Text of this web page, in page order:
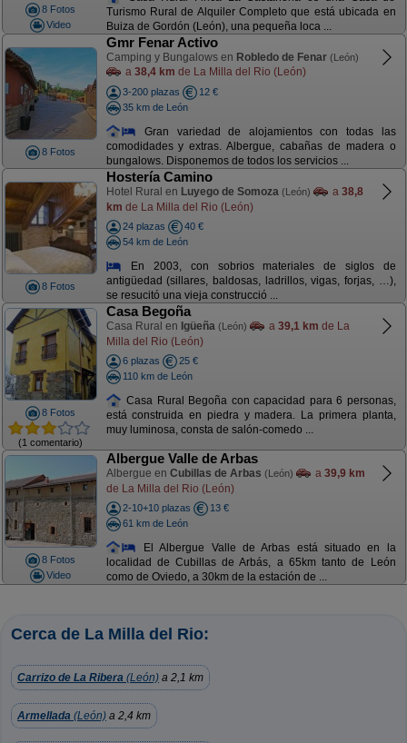
8 Fotos
Video
Turismo Rural de Alquiler Completo que está ubicada en
Buiza de Gordón (León), una pequeña loca ...
8 Fotos
Gmr Fenar Activo
Camping y Bungalows en Robledo de Fenar (León)
a 38,4 km de La Milla del Rio (León)
3-200 plazas
12 €
35 km de León
Gran variedad de alojamientos con todas las
comodidades y extras. Albergue, cabañas de madera o
bungalows. Disponemos de todos los servicios ...
8 Fotos
Hostería Camino
Hotel Rural en Luyego de Somoza (León) a 38,8
km de La Milla del Rio (León)
24 plazas
40 €
54 km de León
En 2003, con sobrios materiales de siglos de
antigüedad (sillares, baldosas, ladrillos, vigas, forjas, …),
se resucitó una vieja construcció ...
8 Fotos
(1 comentario)
Casa Begoña
Casa Rural en Igüeña (León) a 39,1 km de La
Milla del Rio (León)
6 plazas
25 €
110 km de León
Casa Rural Begoña con capacidad para 6 personas,
está construida en piedra y madera. La primera planta,
muy luminosa, consta de salón-comedo ...
8 Fotos
Video
Albergue Valle de Arbas
Albergue en Cubillas de Arbas (León) a 39,9 km
de La Milla del Rio (León)
2-10+10 plazas
13 €
61 km de León
El Albergue Valle de Arbas está situado en la
localidad de Cubillas de Arbás, a 65km tanto de León
como de Oviedo, a 30km de la estación de ...
Cerca de La Milla del Rio:
Carrizo de La Ribera (León) a 2,1 km
Armellada (León) a 2,4 km